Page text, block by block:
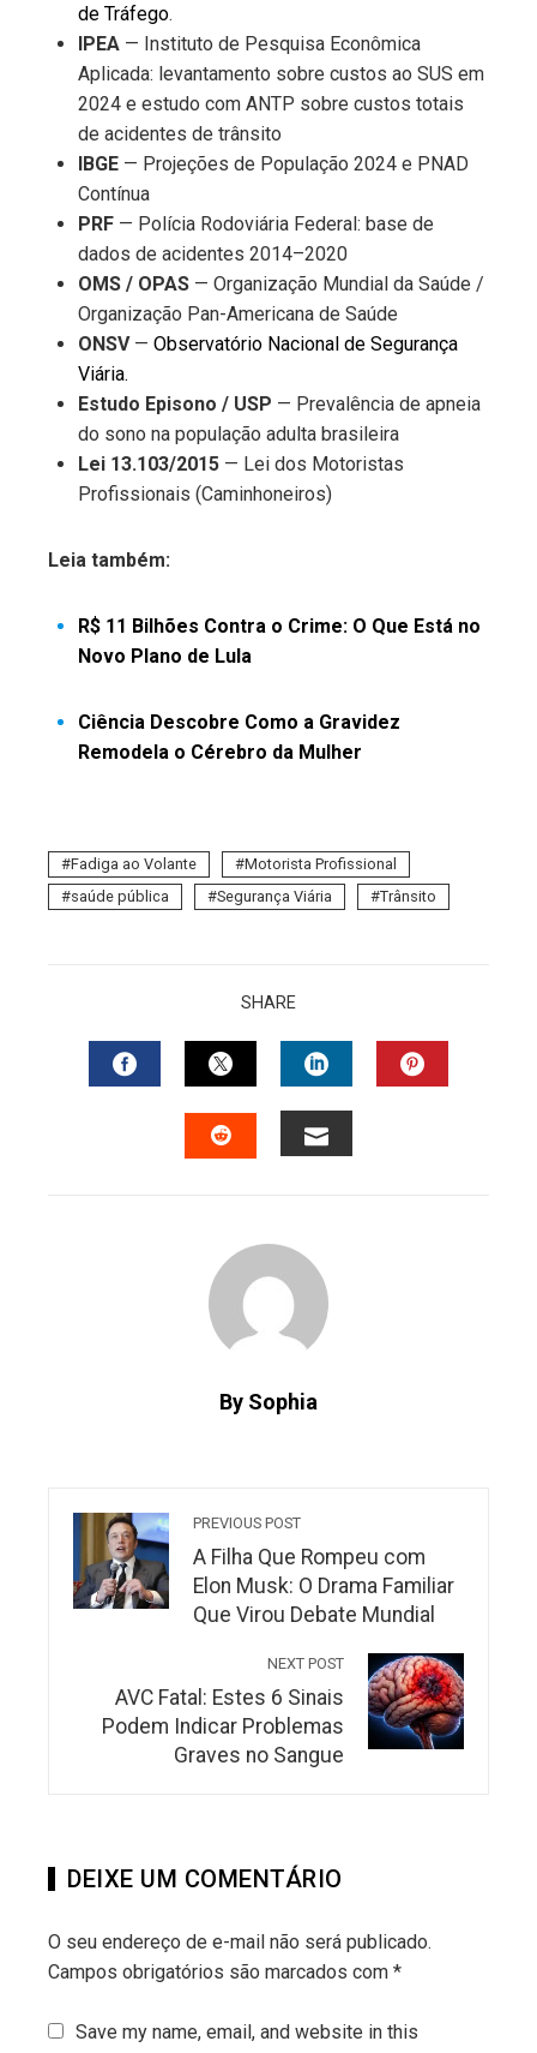
de Tráfego.
IPEA — Instituto de Pesquisa Econômica
Aplicada: levantamento sobre custos ao SUS em
2024 e estudo com ANTP sobre custos totais
de acidentes de trânsito
IBGE — Projeções de População 2024 e PNAD
Contínua
PRF — Polícia Rodoviária Federal: base de
dados de acidentes 2014–2020
OMS / OPAS — Organização Mundial da Saúde /
Organização Pan-Americana de Saúde
ONSV— Observatório Nacional de Segurança
Viária.
Estudo Episono / USP — Prevalência de apneia
do sono na população adulta brasileira
Lei 13.103/2015 — Lei dos Motoristas
Profissionais (Caminhoneiros)
Leia também:
R$ 11 Bilhões Contra o Crime: O Que Está no
Novo Plano de Lula
Ciência Descobre Como a Gravidez
Remodela o Cérebro da Mulher
Fadiga ao Volante
Motorista Profissional
saúde pública
Segurança Viária Trânsito
SHARE
FACEBOOKTWITTERLINKEDIN
By Sophia
PREVIOUS POST
A Filha Que Rompeu com
Elon Musk: O Drama Familiar
Que Virou Debate Mundial
NEXT POST
AVC Fatal: Estes 6 Sinais
Podem Indicar Problemas
Graves no Sangue
DEIXE UM COMENTÁRIO
O seu endereço de e-mail não será publicado.
Campos obrigatórios são marcados com *
Save my name, email, and website in this